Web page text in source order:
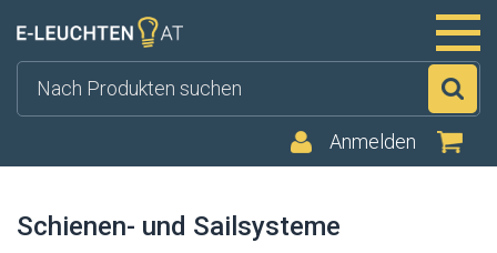
Anmelden
Schienen- und Sailsysteme